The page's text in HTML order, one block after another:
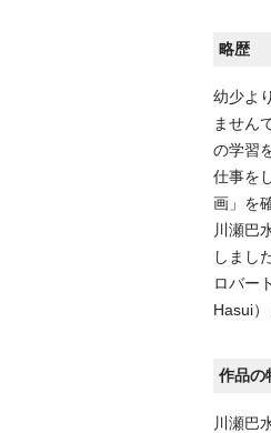
略歴
幼少よ
ません
の学習
仕事を
画」を
川瀬巴
しまし
ロバー
Hasui）
作品の
川瀬巴